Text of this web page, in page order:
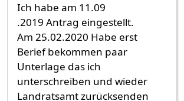
Ich habe am 11.09
.2019 Antrag eingestellt.
Am 25.02.2020 Habe erst
Berief bekommen paar
Unterlage das ich
unterschreiben und wieder
Landratsamt zurücksenden